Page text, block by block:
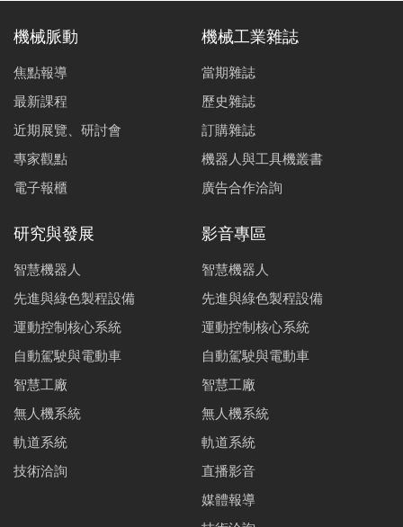
機械脈動
焦點報導
最新課程
近期展覽、研討會
專家觀點
電子報櫃
機械工業雜誌
當期雜誌
歷史雜誌
訂購雜誌
機器人與工具機叢書
廣告合作洽詢
研究與發展
智慧機器人
先進與綠色製程設備
運動控制核心系統
自動駕駛與電動車
智慧工廠
無人機系統
軌道系統
技術洽詢
影音專區
智慧機器人
先進與綠色製程設備
運動控制核心系統
自動駕駛與電動車
智慧工廠
無人機系統
軌道系統
直播影音
媒體報導